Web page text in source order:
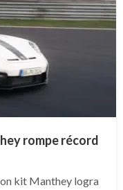
rompe récord
kit Manthey logra